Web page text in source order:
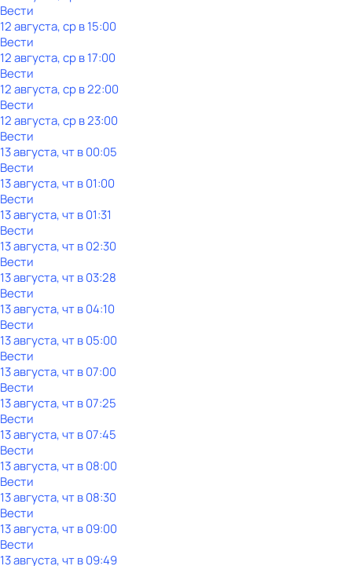
Вести
12 августа, ср в 15:00
Вести
12 августа, ср в 17:00
Вести
12 августа, ср в 22:00
Вести
12 августа, ср в 23:00
Вести
13 августа, чт в 00:05
Вести
13 августа, чт в 01:00
Вести
13 августа, чт в 01:31
Вести
13 августа, чт в 02:30
Вести
13 августа, чт в 03:28
Вести
13 августа, чт в 04:10
Вести
13 августа, чт в 05:00
Вести
13 августа, чт в 07:00
Вести
13 августа, чт в 07:25
Вести
13 августа, чт в 07:45
Вести
13 августа, чт в 08:00
Вести
13 августа, чт в 08:30
Вести
13 августа, чт в 09:00
Вести
13 августа, чт в 09:49